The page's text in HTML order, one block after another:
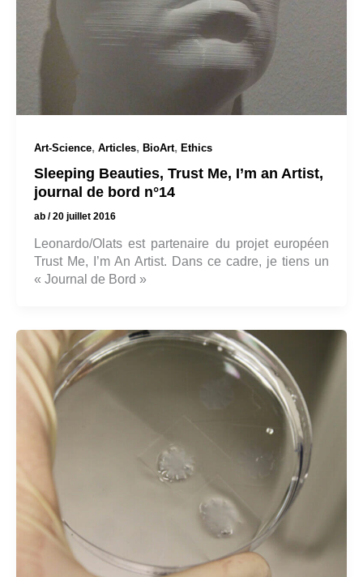
Art-Science, Articles, BioArt, Ethics
Sleeping Beauties, Trust Me, I’m an Artist,
journal de bord n°14
ab /20 juillet 2016
Leonardo/Olats est partenaire du projet européen
Trust Me, I’m An Artist. Dans ce cadre, je tiens un
« Journal de Bord »